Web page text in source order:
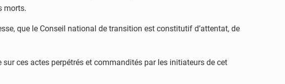
morts.
que le Conseil national de transition est constitutif d’attentat, de
sur ces actes perpétrés et commandités par les initiateurs de cet